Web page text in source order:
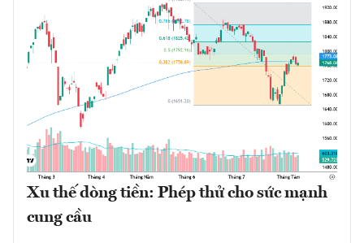
Xu thế dòng tiền: Phép thử cho sức mạnh
cung cầu